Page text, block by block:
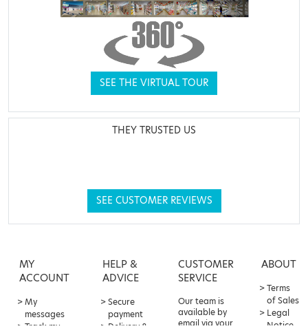
SEE THE VIRTUAL TOUR
THEY TRUSTED US
SEE CUSTOMER REVIEWS
MY
ACCOUNT
My
messages
Track my
HELP &
ADVICE
Secure
payment
Delivery &
CUSTOMER
SERVICE
Our team is
available by
email via your
ABOUT
Terms
of Sales
Legal
Notice